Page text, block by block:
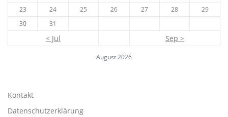
August 2026
23
24 25 26 27 28
29
30
31
< Jul Sep >
Kontakt
Datenschutzerklärung